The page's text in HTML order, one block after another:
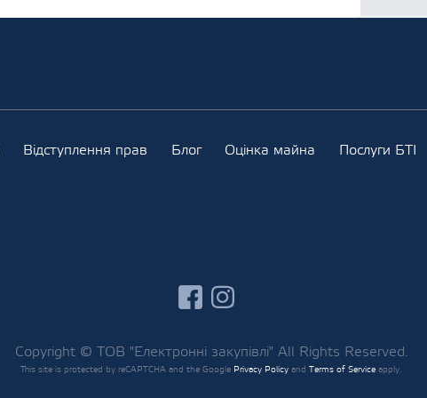
Відступлення прав Блог Оцінка майна Послуги БТІ
facebook
Copyright © ТОВ "Електронні закупівлі" All Rights Reserved.
This site is protected by reCAPTCHA and the Google Privacy Policy and Terms of Service apply.